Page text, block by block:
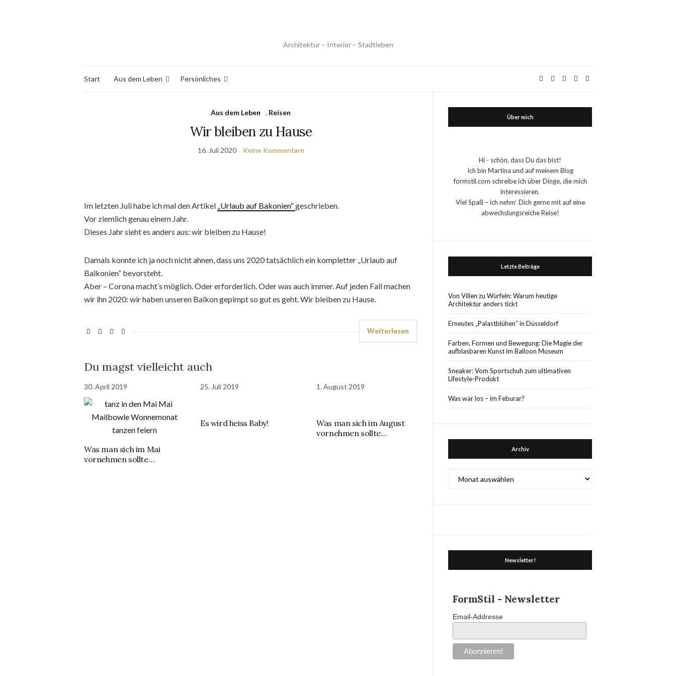
Architektur – Interior – Stadtleben
Start Aus dem Leben Persönliches
Aus dem Leben , Reisen
Wir bleiben zu Hause
16. Juli 2020 Keine Kommentare
Im letzten Juli habe ich mal den Artikel „Urlaub auf Bakonien“geschrieben.
Vor ziemlich genau einem Jahr.
Dieses Jahr sieht es anders aus: wir bleiben zu Hause!
Damals konnte ich ja noch nicht ahnen, dass uns 2020 tatsächlich ein kompletter „Urlaub auf
Balkonien“ bevorsteht.
Aber – Corona macht’s möglich. Oder erforderlich. Oder was auch immer. Auf jeden Fall machen
wir ihn 2020: wir haben unseren Balkon gepimpt so gut es geht. Wir bleiben zu Hause.
Weiterlesen
Du magst vielleicht auch
30. April 2019
Was man sich im Mai
vornehmen sollte…
25. Juli 2019
Es wird heiss Baby!
1. August 2019
Was man sich im August
vornehmen sollte…
Über mich
Hi - schön, dass Du das bist!
Ich bin Martina und auf meinem Blog
formstil.com schreibe ich über Dinge, die mich
interessieren.
Viel Spaß – ich nehm‘ Dich gerne mit auf eine
abwechslungsreiche Reise!
Letzte Beiträge
Von Villen zu Würfeln: Warum heutige
Architektur anders tickt
Erneutes „Palastblühen“ in Düsseldorf
Farben, Formen und Bewegung: Die Magie der
aufblasbaren Kunst im Balloon Museum
Sneaker: Vom Sportschuh zum ultimativen
Lifestyle-Produkt
Was war los – im Feburar?
Archiv
Newsletter!
FormStil - Newsletter
Email-Addresse